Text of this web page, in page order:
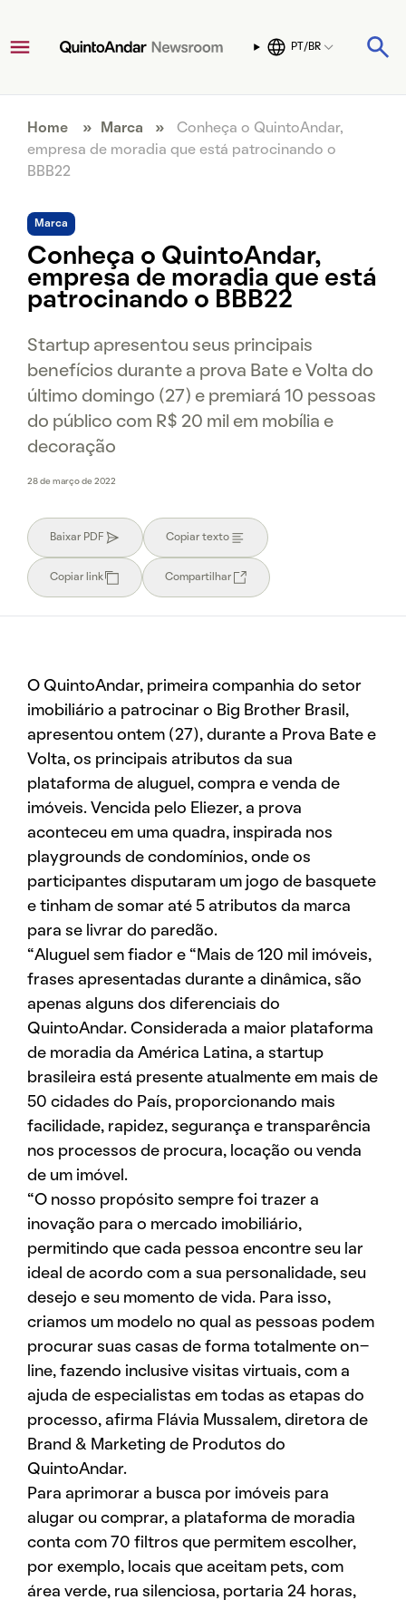
PT/BR
Home » Marca »
Conheça o QuintoAndar,
empresa de moradia que está patrocinando o
BBB22
Marca
Conheça o QuintoAndar,
empresa de moradia que está
patrocinando o BBB22
Startup apresentou seus principais
benefícios durante a prova Bate e Volta do
último domingo (27) e premiará 10 pessoas
do público com R$ 20 mil em mobília e
decoração
28 de março de 2022
Baixar PDF Copiar texto
Copiar link Compartilhar
O QuintoAndar, primeira companhia do setor
imobiliário a patrocinar o Big Brother Brasil,
apresentou ontem (27), durante a Prova Bate e
Volta, os principais atributos da sua
plataforma de aluguel, compra e venda de
imóveis. Vencida pelo Eliezer, a prova
aconteceu em uma quadra, inspirada nos
playgrounds de condomínios, onde os
participantes disputaram um jogo de basquete
e tinham de somar até 5 atributos da marca
para se livrar do paredão.
“Aluguel sem fiador e “Mais de 120 mil imóveis,
frases apresentadas durante a dinâmica, são
apenas alguns dos diferenciais do
QuintoAndar. Considerada a maior plataforma
de moradia da América Latina, a startup
brasileira está presente atualmente em mais de
50 cidades do País, proporcionando mais
facilidade, rapidez, segurança e transparência
nos processos de procura, locação ou venda
de um imóvel.
“O nosso propósito sempre foi trazer a
inovação para o mercado imobiliário,
permitindo que cada pessoa encontre seu lar
ideal de acordo com a sua personalidade, seu
desejo e seu momento de vida. Para isso,
criamos um modelo no qual as pessoas podem
procurar suas casas de forma totalmente on-
line, fazendo inclusive visitas virtuais, com a
ajuda de especialistas em todas as etapas do
processo, afirma Flávia Mussalem, diretora de
Brand & Marketing de Produtos do
QuintoAndar.
Para aprimorar a busca por imóveis para
alugar ou comprar, a plataforma de moradia
conta com 70 filtros que permitem escolher,
por exemplo, locais que aceitam pets, com
área verde, rua silenciosa, portaria 24 horas,